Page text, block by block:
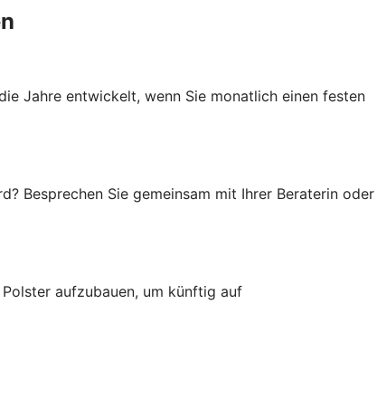
Jahre entwickelt, wenn Sie monatlich einen festen
Besprechen Sie gemeinsam mit Ihrer Beraterin oder
aufzubauen, um künftig auf